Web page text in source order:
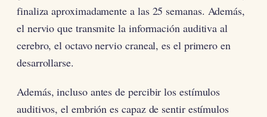
finaliza aproximadamente a las 25 semanas. Además,
el nervio que transmite la información auditiva al
cerebro, el octavo nervio craneal, es el primero en
desarrollarse.
Además, incluso antes de percibir los estímulos
auditivos, el embrión es capaz de sentir estímulos